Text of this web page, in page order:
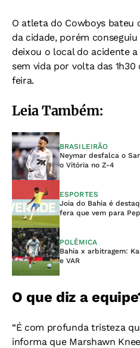
O atleta do Cowboys bateu
da cidade, porém
deixou o local do acidente
sem vida por volta das
feira.
Leia Também:
BRASILEIRÃO
Neymar desfalca o
o Vitória no Z-4
ESPORTES
Joia do Bahia é
fera que vem para
POLÊMICA
Bahia x arbitragem:
e VAR
O que diz a
“É com profunda tristeza
informa que Marshawn